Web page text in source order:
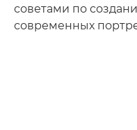
советами по
современных